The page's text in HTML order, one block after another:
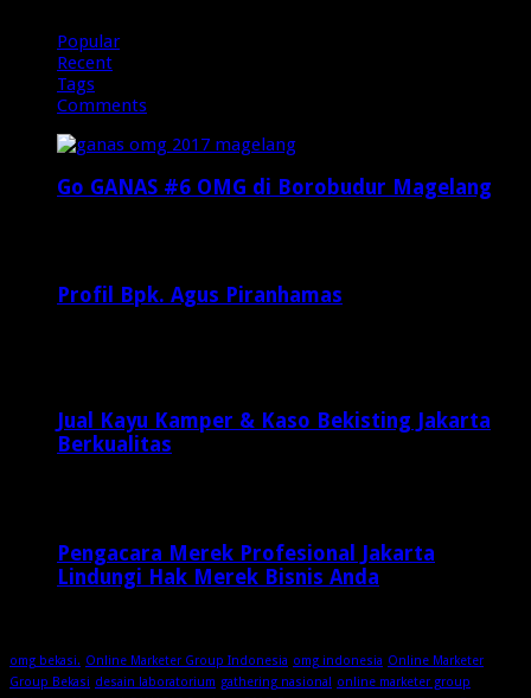
Popular
Recent
Tags
Comments
Go GANAS #6 OMG di Borobudur Magelang
Profil Bpk. Agus Piranhamas
Jual Kayu Kamper & Kaso Bekisting Jakarta
Berkualitas
Pengacara Merek Profesional Jakarta
Lindungi Hak Merek Bisnis Anda
omg bekasi. Online Marketer Group Indonesia omg indonesia Online Marketer
Group Bekasi desain laboratorium gathering nasional
online marketer group